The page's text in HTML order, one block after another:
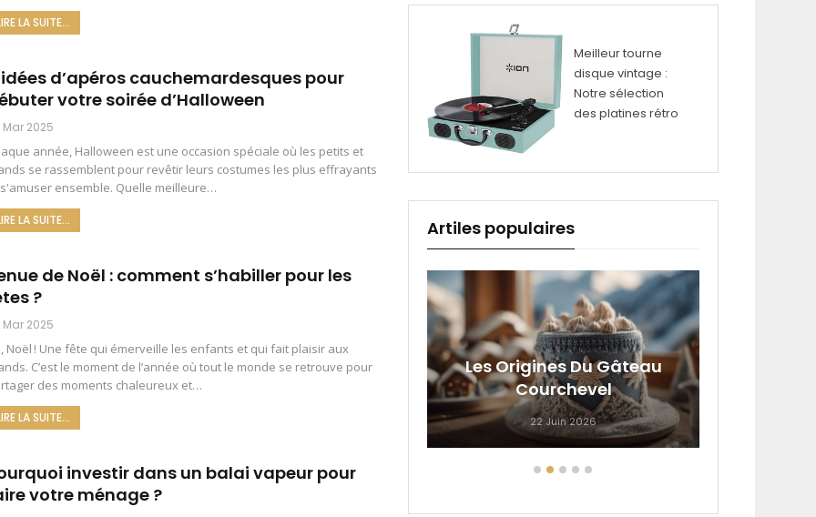
LA SUITE...
d’apéros cauchemardesques pour
votre soirée d’Halloween
Mar 2025
année, Halloween est une occasion spéciale où les petits et
se rassemblent pour revêtir leurs costumes les plus effrayants
ensemble. Quelle meilleure…
LA SUITE...
de Noël : comment s’habiller pour les
?
Mar 2025
Noël ! Une fête qui émerveille les enfants et qui fait plaisir aux
C’est le moment de l’année où tout le monde se retrouve pour
des moments chaleureux et…
LA SUITE...
investir dans un balai vapeur pour
votre ménage ?
Meilleur tourne
disque vintage :
Notre sélection
des platines rétro
Artiles populaires
:
Et
Signe Cambriolage
Roumain : Comment Les
Les Origines Du Gâteau
Courchevel
22 Juin 2026